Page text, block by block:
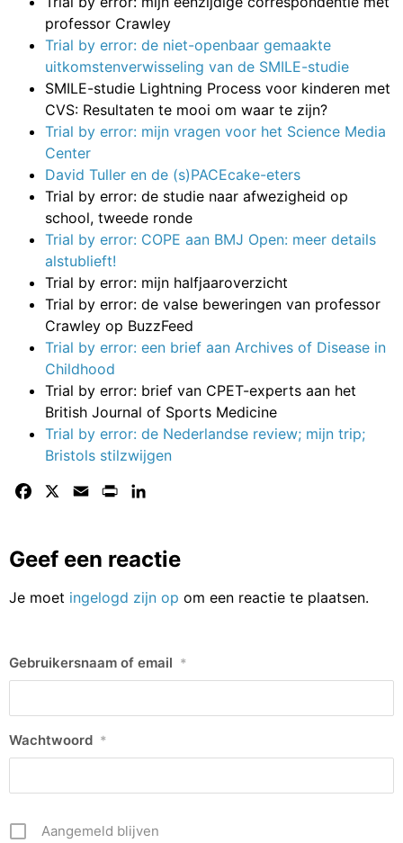
professor Crawley
Trial by error: de niet-openbaar gemaakte
uitkomstenverwisseling van de SMILE-studie
SMILE-studie Lightning Process voor kinderen met
CVS: Resultaten te mooi om waar te zijn?
Trial by error: mijn vragen voor het Science Media
Center
David Tuller en de (s)PACEcake-eters
Trial by error: de studie naar afwezigheid op
school, tweede ronde
Trial by error: COPE aan BMJ Open: meer details
alstublieft!
Trial by error: mijn halfjaaroverzicht
Trial by error: de valse beweringen van professor
Crawley op BuzzFeed
Trial by error: een brief aan Archives of Disease in
Childhood
Trial by error: brief van CPET-experts aan het
British Journal of Sports Medicine
Trial by error: de Nederlandse review; mijn trip;
Bristols stilzwijgen
Facebook Email Print
Geef een reactie
Je moet ingelogd zijn op om een reactie te plaatsen.
Gebruikersnaam of email *
Wachtwoord *
Aangemeld blijven